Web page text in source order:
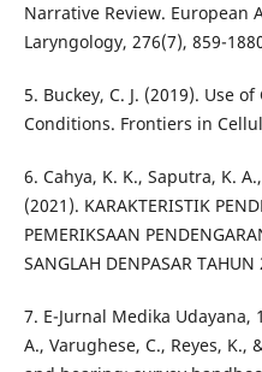
Narrative Review. European
Laryngology, 276(7), 859-
5. Buckey, C. J. (2019). Use
Conditions. Frontiers in
6. Cahya, K. K., Saputra, K.
(2021). KARAKTERISTIK
PEMERIKSAAN
SANGLAH DENPASAR TAHUN
7. E-Jurnal Medika Udayana,
A., Varughese, C., Reyes, K.,